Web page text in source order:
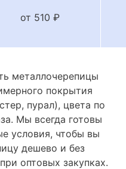
от 510 ₽
металлочерепицы
покрытия
пурал), цвета по
Мы всегда готовы
условия, чтобы вы
дешево и без
оптовых закупках.